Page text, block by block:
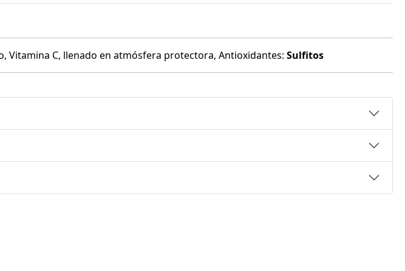
Vitamina C, llenado en atmósfera protectora, Antioxidantes: Sulfitos